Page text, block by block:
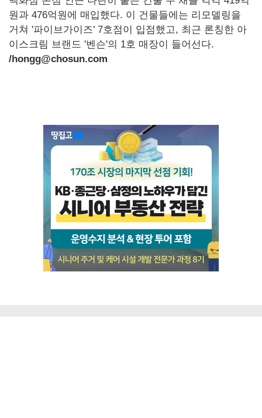
원과 476억원에 매입했다. 이 건물들에는 리모델링을
거쳐 '파이브가이즈' 7호점이 입점했고, 최근 론칭한 아
이스크림 브랜드 '벤슨'의 1호 매장이 들어선다.
/hongg@chosun.com